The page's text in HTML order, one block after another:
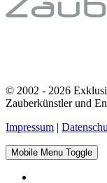
© 2002 - 2026
Zauberkünstler und
Impressum
Mobile Menu Toggle